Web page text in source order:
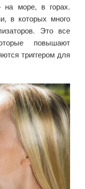
на море, в горах.
в которых много
Это все
повышают
триггером для